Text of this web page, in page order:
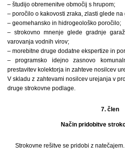
– študijo obremenitve območij s hrupom;
– poročilo o kakovosti zraka, zlasti glede
– geomehansko in hidrogeološko poročilo;
– strokovno mnenje glede gradnje
varovanja vodnih virov;
– morebitne druge dodatne ekspertize in
– programsko idejno zasnovo
prestavitev kolektorja in zahteve nosilcev
V skladu z zahtevami nosilcev urejanja v
druge strokovne podlage.
7. člen
Način pridobitve
Strokovne rešitve se pridobi z natečajem.